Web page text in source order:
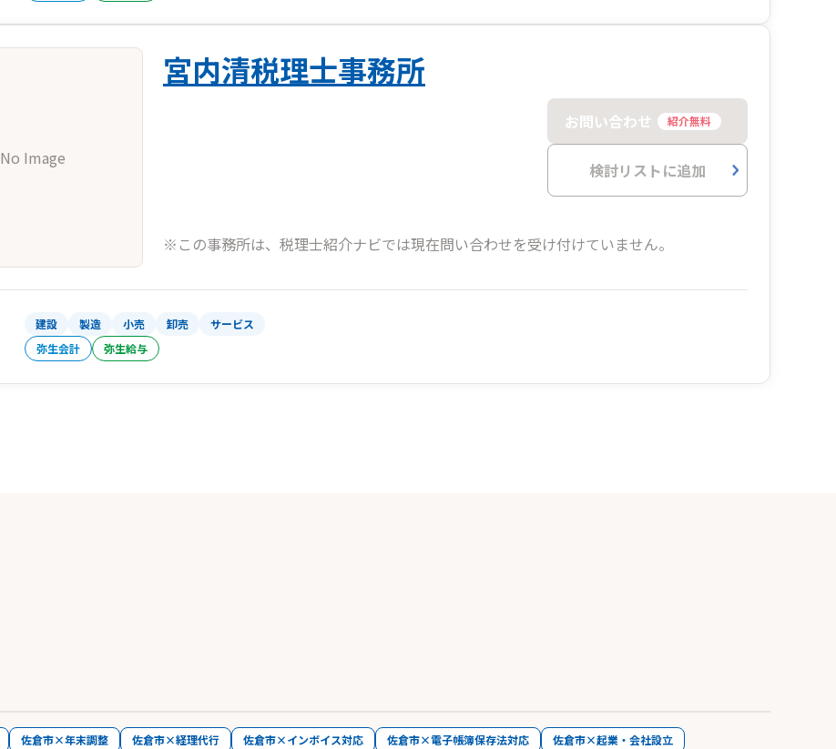
No Image
宮内清税理士事務所
お問い合わせ 紹介無料
検討リストに追加
※この事務所は、税理士紹介ナビでは現在問い合わせを受け付けていません。
建設 製造 小売 卸売 サービス
弥生会計 弥生給与
佐倉市×年末調整 佐倉市×経理代行 佐倉市×インボイス対応 佐倉市×電子帳簿保存法対応
佐倉市×起業・会社設立